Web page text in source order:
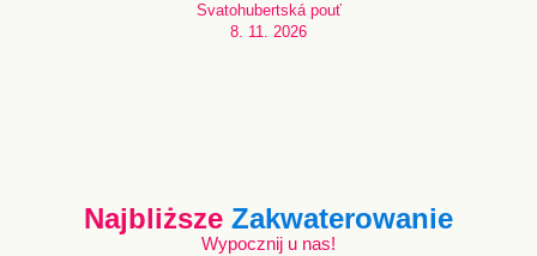
Svatohubertská pouť
8. 11. 2026
Najbliższe Zakwaterowanie
Wypocznij u nas!